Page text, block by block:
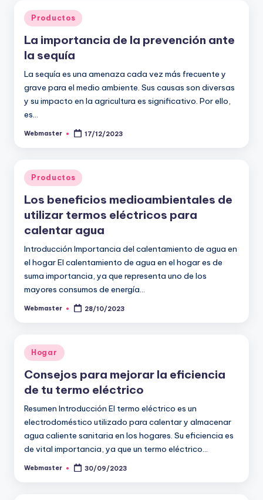
Publicado
en
Productos
La importancia de la prevención ante
la sequía
La sequía es una amenaza cada vez más frecuente y
grave para el medio ambiente. Sus causas son diversas
y su impacto en la agricultura es significativo. Por ello,
es…
Publicado
Webmaster 17/12/2023
Publicado
en
Productos
Los beneficios medioambientales de
utilizar termos eléctricos para
calentar agua
Introducción Importancia del calentamiento de agua en
el hogar El calentamiento de agua en el hogar es de
suma importancia, ya que representa uno de los
mayores consumos de energía…
Publicado
Webmaster 28/10/2023
Publicado
en
Hogar
Consejos para mejorar la eficiencia
de tu termo eléctrico
Resumen Introducción El termo eléctrico es un
electrodoméstico utilizado para calentar y almacenar
agua caliente sanitaria en los hogares. Su eficiencia es
de vital importancia, ya que un termo eléctrico…
Publicado
Webmaster 30/09/2023